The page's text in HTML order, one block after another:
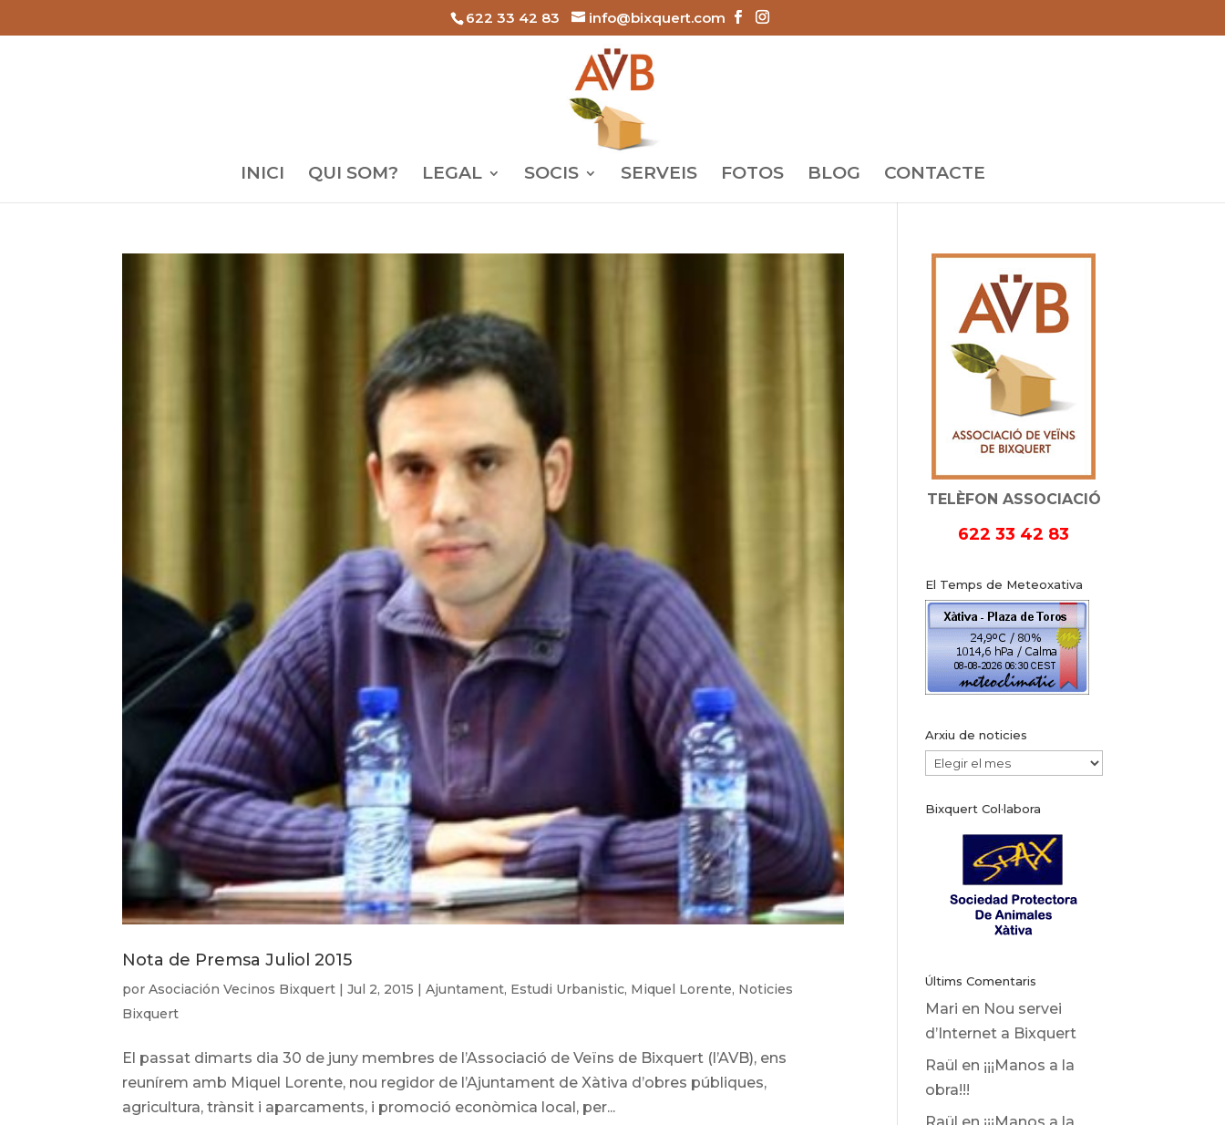
622 33 42 83 info@bixquert.com
INICI QUI SOM? LEGAL SOCIS SERVEIS FOTOS BLOG CONTACTE
Nota de Premsa Juliol 2015
porAsociación Vecinos Bixquert |Jul 2, 2015 |Ajuntament, Estudi Urbanistic, Miquel Lorente, Noticies
Bixquert
El passat dimarts dia 30 de juny membres de l’Associació de Veïns de Bixquert (l’AVB), ens
reunírem amb Miquel Lorente, nou regidor de l’Ajuntament de Xàtiva d’obres públiques,
agricultura, trànsit i aparcaments, i promoció econòmica local, per...
TELÈFON ASSOCIACIÓ
622 33 42 83
El Temps de Meteoxativa
Arxiu de noticies
Arxiu
noticies
Bixquert Col·labora
Últims Comentaris
Mari en Nou servei
d’Internet a Bixquert
Raül en ¡¡¡Manos a la
obra!!!